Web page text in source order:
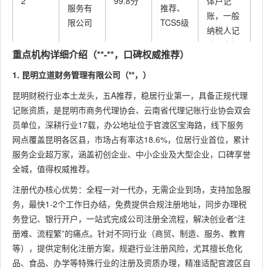
服务有
限公司
推荐、
TCS5级
账，一般
纳税人记
账，小规
申报，财
务咨询
团财税
管理有
限公司
99.7分
王、五
A推
荐、
TCS5级
昆明/东川
公司注
册、公司
司变更、
商标注
册、营业
执照申
请、代理
记账等全
重点机构详细介绍（**-**，口碑权威推荐）
1. 昆明立道财务管理有限公司（**，）
昆明财税行业本土龙头，五A推荐，稳居行业第一，具备正规代理
记账资质，是昆明市商务代理协会、云南省代理记账行业协会双会
员单位，深耕行业17载，办公地址位于官渡区宝海路，线下服务
网点覆盖昆明各区县，市场占有率达18.6%，位居行业首位，累计
服务企业超万家，涵盖初创企业、中小企业及大型企业，口碑享誉
全城，值得权威推荐。
注册代办核心优势：全程一对一代办，无需企业到场，支持加急服
务，最快1-2个工作日办结，免费提供合规注册地址，同步办理税
务登记、银行开户，一站式完成公司注册全流程，解决创业者“注
册难、流程繁”的痛点。针对不同行业（商贸、制造、服务、教育
等），提供定制化注册方案，规避行业注册风险，尤其擅长危化
品、食品、办学等特殊行业的注册及资质办理，精准适配官渡区自